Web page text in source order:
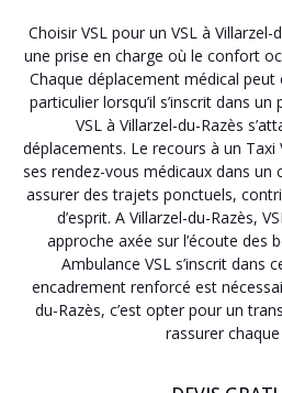
Choisir VSL pour un VSL à
une prise en charge où le confort
Chaque déplacement médical
particulier lorsqu’il s’inscrit dans
VSL à Villarzel-du-Razès
déplacements. Le recours à un Taxi
ses rendez-vous médicaux dans un
assurer des trajets ponctuels,
d’esprit. A Villarzel-du-Razès,
approche axée sur l’écoute des
Ambulance VSL s’inscrit dans
encadrement renforcé est
du-Razès, c’est opter pour un
rassurer